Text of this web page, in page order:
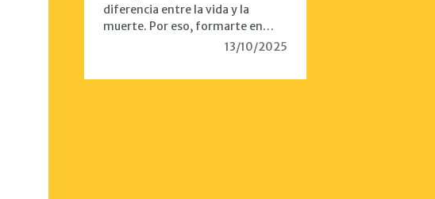
13/10/2025
diferencia entre la vida y la
muerte. Por eso, formarte en…